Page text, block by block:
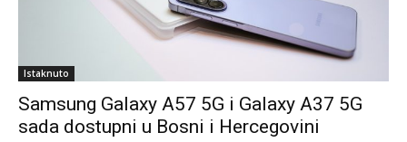
Istaknuto
Samsung Galaxy A57 5G i Galaxy A37 5G
sada dostupni u Bosni i Hercegovini